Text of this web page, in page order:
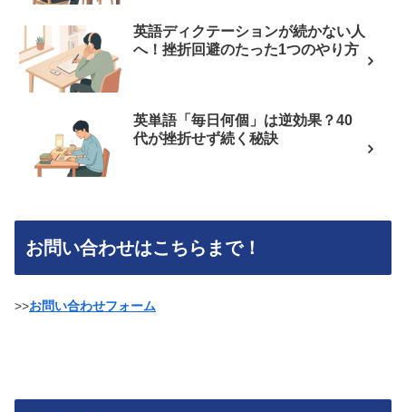
英語ディクテーションが続かない人
へ！挫折回避のたった1つのやり方
英単語「毎日何個」は逆効果？40
代が挫折せず続く秘訣
お問い合わせはこちらまで！
>>お問い合わせフォーム